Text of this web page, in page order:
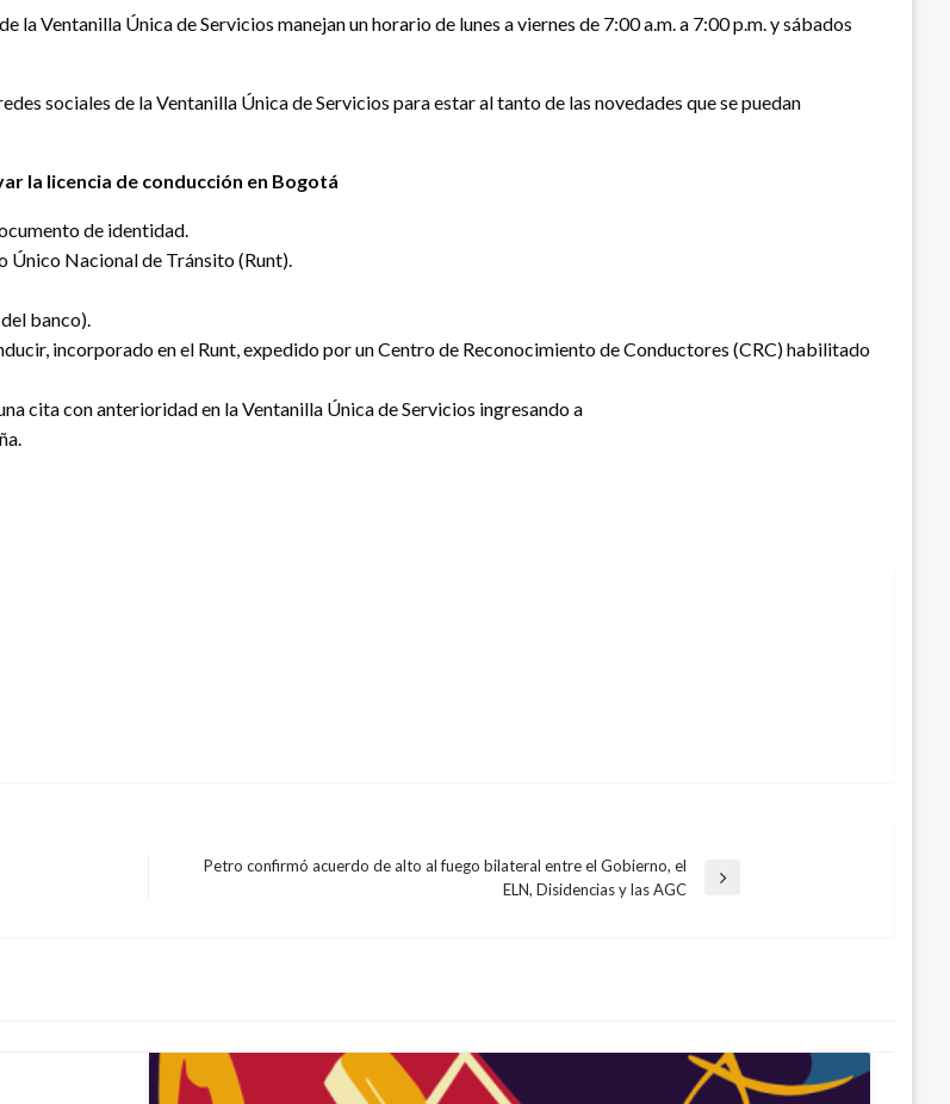
la Ventanilla Única de Servicios manejan un horario de lunes a viernes de 7:00 a.m. a 7:00 p.m. y sábados
sociales de la Ventanilla Única de Servicios para estar al tanto de las novedades que se puedan
la licencia de conducción en Bogotá
de identidad.
Único Nacional de Tránsito (Runt).
banco).
incorporado en el Runt, expedido por un Centro de Reconocimiento de Conductores (CRC) habilitado
cita con anterioridad en la Ventanilla Única de Servicios ingresando a
Petro confirmó acuerdo de alto al fuego bilateral entre el Gobierno, el
ELN, Disidencias y las AGC